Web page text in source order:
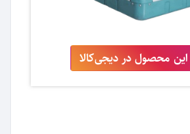
محصول در دیجی‌کالا